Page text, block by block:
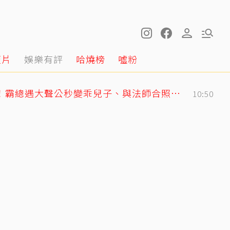
娛樂有評 哈燒榜 噓粉
GD私下反差萌藏不住！霸總遇大聲公秒變乖兒子、與法師合照掀網暴動 10:50